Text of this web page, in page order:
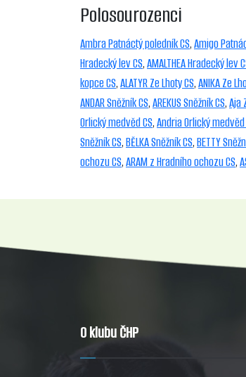
Polosourozenci
Ambra Patnáctý poledník CS,Amigo
Hradecký lev CS,AMALTHEA Hradecký lev
kopce CS,ALATYR Ze Lhoty CS,ANIKA Ze
ANDAR Sněžník CS,AREKUS Sněžník CS,Aja
Orlický medvěd CS,Andria Orlický medvěd
Sněžník CS,BĚLKA Sněžník CS,BETTY
ochozu CS,ARAM z Hradního ochozu CS,
O klubu ČHP